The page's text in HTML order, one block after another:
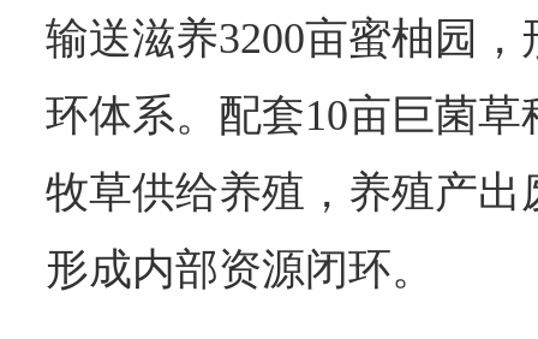
输送滋养3200亩蜜柚园
环体系。配套10亩巨菌草
牧草供给养殖，养殖产
形成内部资源闭环。